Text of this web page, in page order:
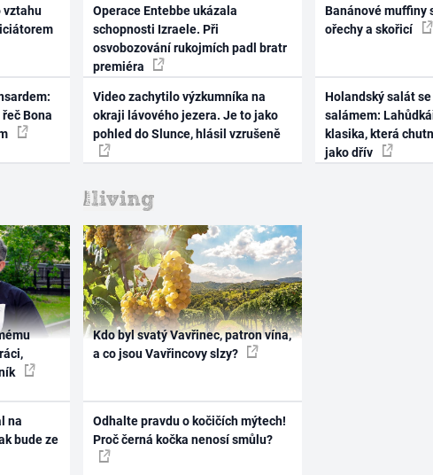
vztahu
Bona
Operace Entebbe ukázala
schopnosti Izraele. Při
osvobozování rukojmích padl bratr
premiéra
Video zachytilo výzkumníka na
okraji lávového jezera. Je to jako
pohled do Slunce, hlásil vzrušeně
Banánové muffiny
ořechy a skořicí
Holandský salát se
salámem:
klasika, která
jako dřív
na
bude ze
Kdo byl svatý Vavřinec, patron vína,
a co jsou Vavřincovy slzy?
Odhalte pravdu o kočičích mýtech!
Proč černá kočka nenosí smůlu?